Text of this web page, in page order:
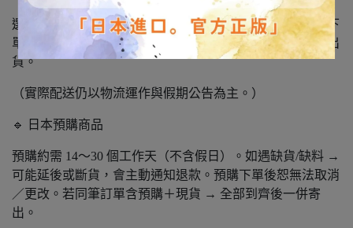
選擇蝦皮「隔日到貨」的客人：請於 工作日 14:00 前完成下
單，即可於當天寄出。超過 14:00 → 將改為下一個工作天出
貨。
（實際配送仍以物流運作與假期公告為主。）
🔹 日本預購商品
預購約需 14～30 個工作天（不含假日）。如遇缺貨/缺料 →
可能延後或斷貨，會主動通知退款。預購下單後恕無法取消
／更改。若同筆訂單含預購＋現貨 → 全部到齊後一併寄
出。